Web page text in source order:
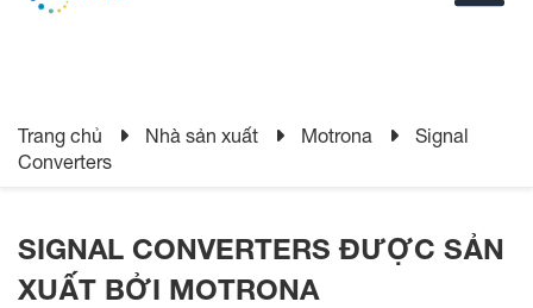
Trang chủ Nhà sản xuất Motrona
Signal
Converters
SIGNAL CONVERTERS ĐƯỢC SẢN
XUẤT BỞI MOTRONA